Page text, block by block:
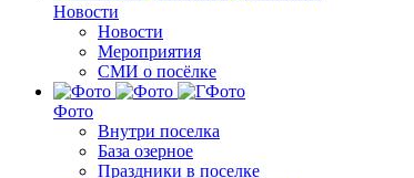
Новости
Новости
Мероприятия
СМИ о посёлке
Фото
Внутри поселка
База озерное
Праздники в поселке